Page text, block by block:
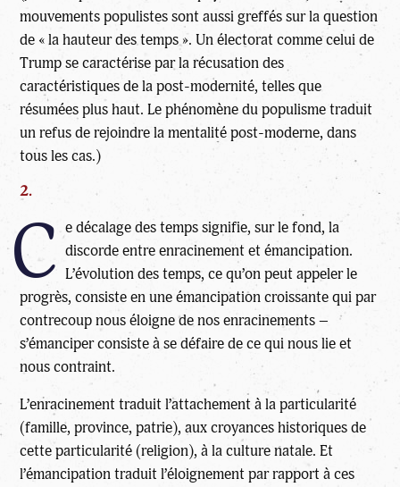
mouvements populistes sont aussi greffés sur la question
de « la hauteur des temps ». Un électorat comme celui de
Trump se caractérise par la récusation des
caractéristiques de la post-modernité, telles que
résumées plus haut. Le phénomène du populisme traduit
un refus de rejoindre la mentalité post-moderne, dans
tous les cas.)
2.
C e décalage des temps signifie, sur le fond, la
discorde entre enracinement et émancipation.
L’évolution des temps, ce qu’on peut appeler le
progrès, consiste en une émancipation croissante qui par
contrecoup nous éloigne de nos enracinements –
s’émanciper consiste à se défaire de ce qui nous lie et
nous contraint.
L’enracinement traduit l’attachement à la particularité
(famille, province, patrie), aux croyances historiques de
cette particularité (religion), à la culture natale. Et
l’émancipation traduit l’éloignement par rapport à ces